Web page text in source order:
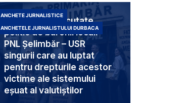
Trei femei executate
politic de baronii locali
PNL Șelimbăr – USR
singurii care au luptat
pentru drepturile acestor
victime ale sistemului
eșuat al valutiștilor
ANCHETE JURNALISTICE
ANCHETELE JURNALISTULUI DURBACA